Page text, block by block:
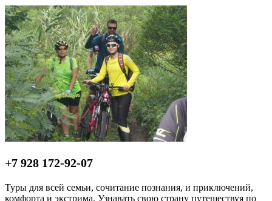
+7 928 172-92-07
Туры для всей семьи, сочитание познания, и приключений,
комфорта и экстрима. Узнавать свою страну путешествуя по